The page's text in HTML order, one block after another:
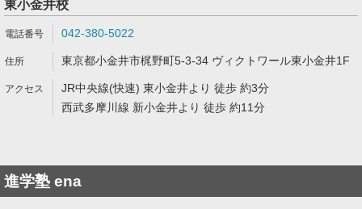
東小金井校
042-380-5022
東京都小金井市梶野町5-3-34 ヴィクトワール東小金井1F
JR中央線(快速) 東小金井より 徒歩 約3分
西武多摩川線 新小金井より 徒歩 約11分
進学塾 ena